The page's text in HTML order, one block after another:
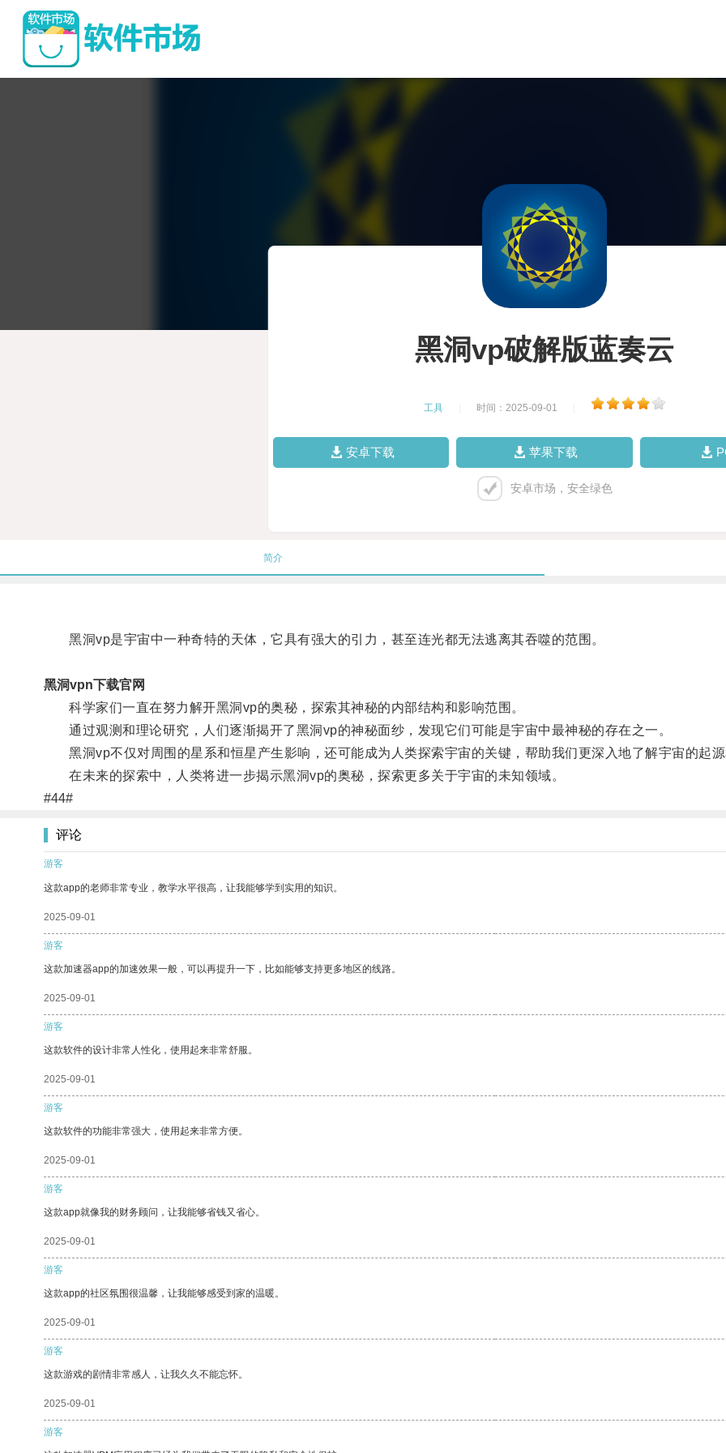
黑洞vp破解版蓝奏云
工具 时间：2025-09-01
安卓下载 苹果下载
安卓市场，安全绿色
简介
黑洞vp是宇宙中一种奇特的天体，它具有强大的引力，甚至连光都无法逃离其吞噬的范围。
黑洞vpn下载官网
科学家们一直在努力解开黑洞vp的奥秘，探索其神秘的内部结构和影响范围。
通过观测和理论研究，人们逐渐揭开了黑洞vp的神秘面纱，发现它们可能是宇宙中最神秘的存在之一。
黑洞vp不仅对周围的星系和恒星产生影响，还可能成为人类探索宇宙的关键，帮助我们更深入地了解宇宙的起源
在未来的探索中，人类将进一步揭示黑洞vp的奥秘，探索更多关于宇宙的未知领域。
#44#
评论
游客
这款app的老师非常专业，教学水平很高，让我能够学到实用的知识。
2025-09-01
游客
这款加速器app的加速效果一般，可以再提升一下，比如能够支持更多地区的线路。
2025-09-01
游客
这款软件的设计非常人性化，使用起来非常舒服。
2025-09-01
游客
这款软件的功能非常强大，使用起来非常方便。
2025-09-01
游客
这款app就像我的财务顾问，让我能够省钱又省心。
2025-09-01
游客
这款app的社区氛围很温馨，让我能够感受到家的温暖。
2025-09-01
游客
这款游戏的剧情非常感人，让我久久不能忘怀。
2025-09-01
游客